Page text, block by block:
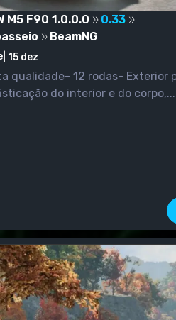
M5 F90 1.0.0.0
0.33
BeamNG
15 dez
qualidade- 12 rodas- Exterior
do interior e do corpo,...